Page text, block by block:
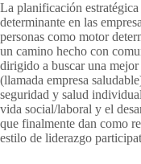
La planificación
determinante en las
personas como motor
un camino hecho con
dirigido a buscar una
(llamada empresa
seguridad y salud
vida social/laboral y el
que finalmente dan como
estilo de liderazgo